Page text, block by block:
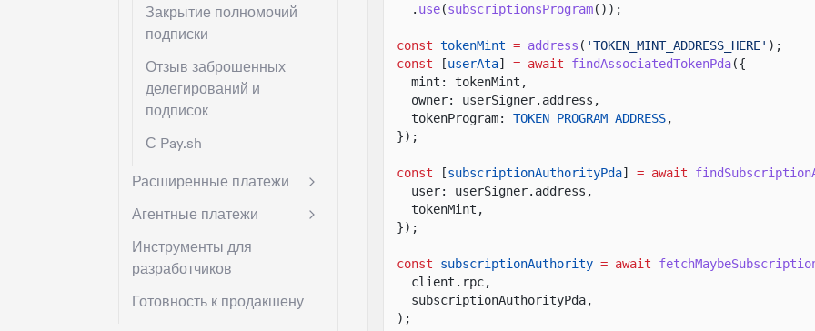
Закрытие полномочий
подписки
Отзыв заброшенных
делегирований и
подписок
С Pay.sh
Расширенные платежи
Агентные платежи
Инструменты для
разработчиков
Готовность к продакшену
. use(subscriptionsProgram());
const tokenMint = address ( 'TOKEN_MINT_ADDRESS_HERE' );
const
[userAta] = await findAssociatedTokenPda({
mint: tokenMint,
owner: userSigner.address,
tokenProgram:
TOKEN_PROGRAM_ADDRESS,
});
const [subscriptionAuthorityPda] = await
user: userSigner.address,
tokenMint,
});
const subscriptionAuthority = await
client.rpc,
subscriptionAuthorityPda,
);